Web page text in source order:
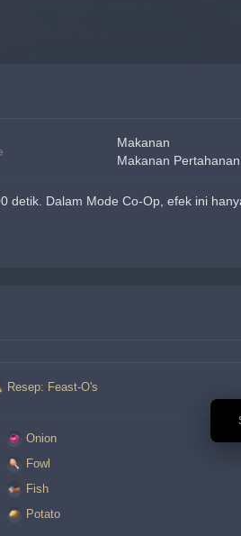
Makanan
Makanan Pertahanan
Dalam Mode Co-Op, efek ini
Resep: Feast-O's
Onion
Fowl
Fish
Potato